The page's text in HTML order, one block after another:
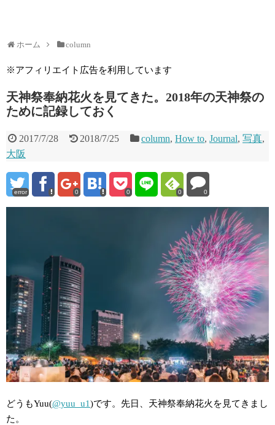
ホーム column
※アフィリエイト広告を利用しています
天神祭奉納花火を見てきた。2018年の天神祭の
ために記録しておく
2017/7/28 2018/7/25 column,How to,Journal,写真,
大阪
error 0 0 0 0
どうもYuu(@yuu_u1)です。先日、天神祭奉納花火を見てきまし
た。